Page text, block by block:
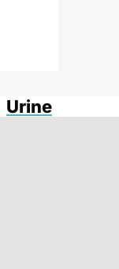
Urine